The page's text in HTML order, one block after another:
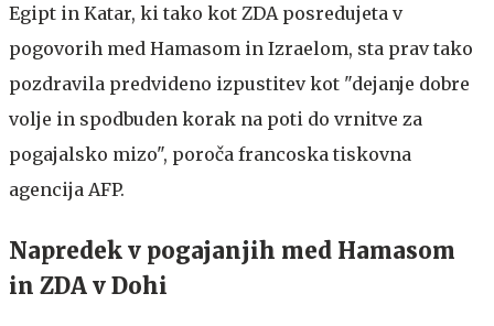
Egipt in Katar, ki tako kot ZDA posredujeta v
pogovorih med Hamasom in Izraelom, sta prav tako
pozdravila predvideno izpustitev kot "dejanje dobre
volje in spodbuden korak na poti do vrnitve za
pogajalsko mizo", poroča francoska tiskovna
agencija AFP.
Napredek v pogajanjih med Hamasom
in ZDA v Dohi